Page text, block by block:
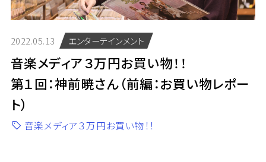
2022.05.13 エンターテインメント
音楽メディア３万円お買い物！！
第１回：神前暁さん（前編：お買い物レポー
ト）
音楽メディア３万円お買い物！！